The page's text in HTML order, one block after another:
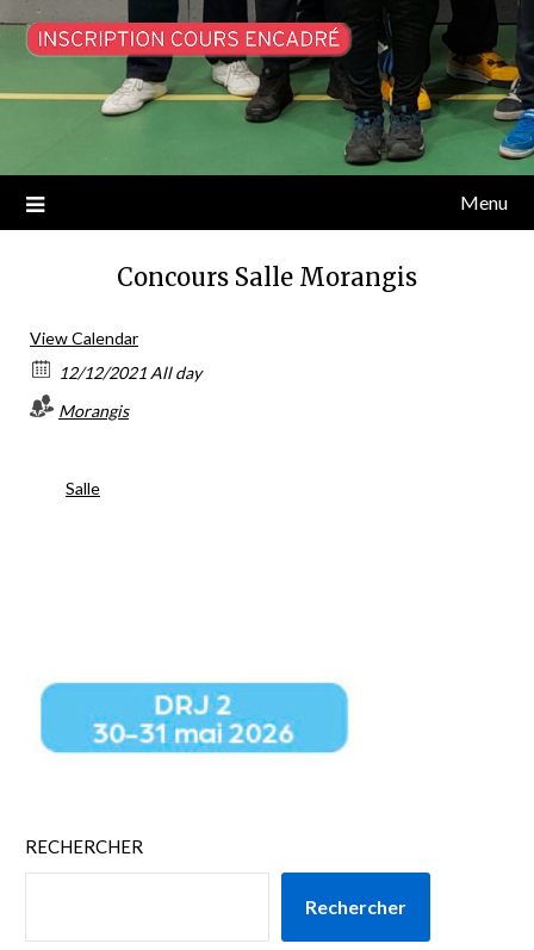
Menu
Concours Salle Morangis
View Calendar
12/12/2021 All day
Morangis
Salle
RECHERCHER
Rechercher